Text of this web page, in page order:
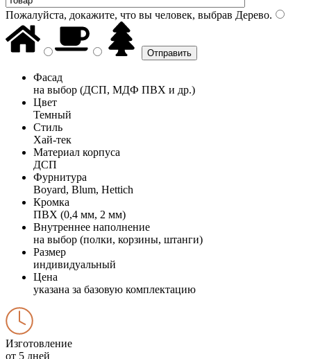
Пожалуйста, докажите, что вы человек, выбрав Дерево.
Фасад
на выбор (ДСП, МДФ ПВХ и др.)
Цвет
Темный
Стиль
Хай-тек
Материал корпуса
ДСП
Фурнитура
Boyard, Blum, Hettich
Кромка
ПВХ (0,4 мм, 2 мм)
Внутреннее наполнение
на выбор (полки, корзины, штанги)
Размер
индивидуальный
Цена
указана за базовую комплектацию
Изготовление
от 5 дней